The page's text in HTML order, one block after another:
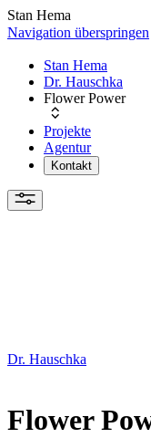
Stan Hema
Navigation überspringen
Stan Hema
Dr. Hauschka
Flower Power
Projekte
Agentur
Kontakt
Dr. Hauschka
Flower